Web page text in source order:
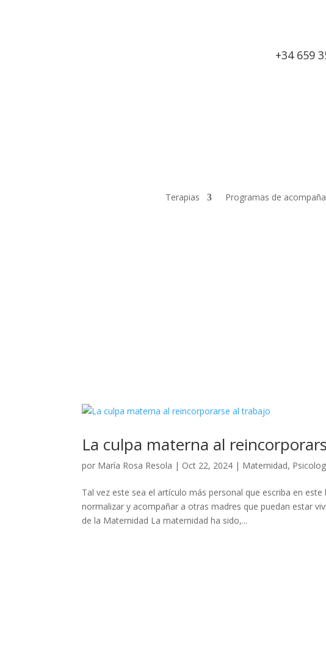
+34 659
Terapias Programas de
La culpa materna al
por María Rosa Resola | Oct 22, 2024 | Maternidad,
Tal vez este sea el artículo más personal que escriba en
normalizar y acompañar a otras madres que puedan estar
de la Maternidad La maternidad ha sido,...